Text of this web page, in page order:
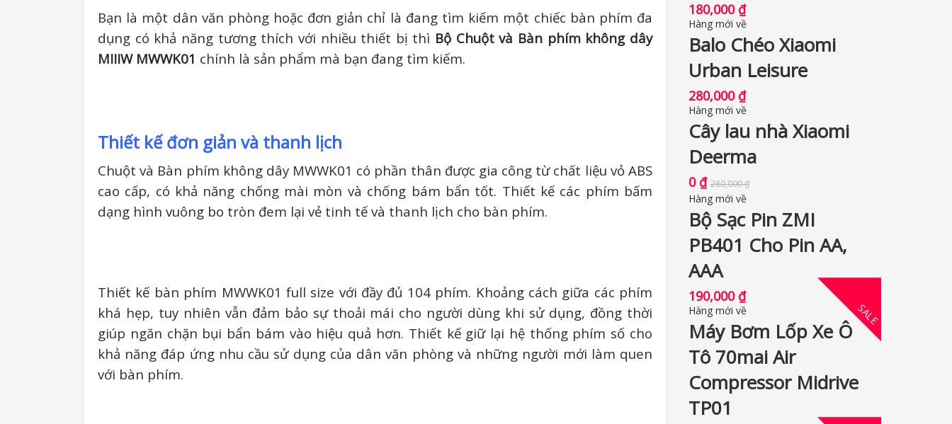
Bạn là một dân văn phòng hoặc đơn giản chỉ là đang tìm kiếm một chiếc bàn phím đa
dụng có khả năng tương thích với nhiều thiết bị thì Bộ Chuột và Bàn phím không dây
MIIIW MWWK01 chính là sản phẩm mà bạn đang tìm kiếm.
Thiết kế đơn giản và thanh lịch
Chuột và Bàn phím không dây MWWK01 có phần thân được gia công từ chất liệu vỏ ABS
cao cấp, có khả năng chống mài mòn và chống bám bẩn tốt. Thiết kế các phím bấm
dạng hình vuông bo tròn đem lại vẻ tinh tế và thanh lịch cho bàn phím.
Thiết kế bàn phím MWWK01 full size với đầy đủ 104 phím. Khoảng cách giữa các phím
khá hẹp, tuy nhiên vẫn đảm bảo sự thoải mái cho người dùng khi sử dụng, đồng thời
giúp ngăn chặn bụi bẩn bám vào hiệu quả hơn. Thiết kế giữ lại hệ thống phím số cho
khả năng đáp ứng nhu cầu sử dụng của dân văn phòng và những người mới làm quen
với bàn phím.
180,000 ₫
Hàng mới về
Balo Chéo Xiaomi
Urban Leisure
280,000 ₫
Hàng mới về
Cây lau nhà Xiaomi
Deerma
0 ₫ 280,000₫
Hàng mới về
Bộ Sạc Pin ZMI
PB401 Cho Pin AA,
AAA
190,000 ₫
SALE
Hàng mới về
Máy Bơm Lốp Xe Ô
Tô 70mai Air
Compressor Midrive
TP01